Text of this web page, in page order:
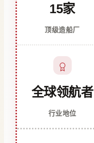
15家
顶级造船厂
全球领航者
行业地位